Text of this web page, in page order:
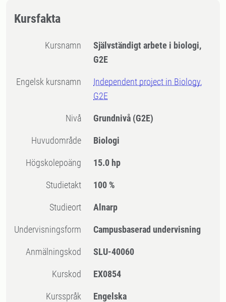
Kursfakta
Kursnamn
Självständigt arbete i biologi,
G2E
Engelsk kursnamn
Independent project in Biology,
G2E
Nivå Grundnivå (G2E)
Huvudområde Biologi
högskolepoäng 15.0 hp
Studietakt 100 %
Studieort Alnarp
Undervisningsform Campusbaserad undervisning
Anmälningskod SLU-40060
Kurskod EX0854
Kursspråk Engelska